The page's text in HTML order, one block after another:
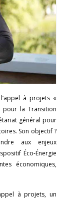
à projets «
pour la Transition
général pour
Son objectif ?
aux enjeux
Éco-Énergie
économiques,
à projets, un